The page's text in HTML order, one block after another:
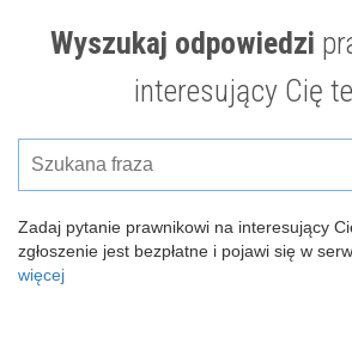
Wyszukaj odpowiedzi
interesujący Cię
Zadaj pytanie prawnikowi na interesujący
zgłoszenie jest bezpłatne i pojawi się w
więcej